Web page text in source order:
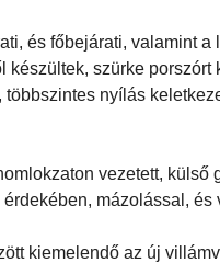
és főbejárati, valamint
készültek, szürke
nyílás
vezetett,
mázolással, és
kiemelendő az új